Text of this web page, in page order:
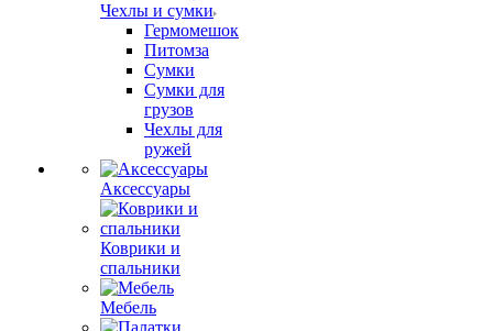
Чехлы и сумки
Гермомешок
Питомза
Сумки
Сумки для
грузов
Чехлы для
ружей
Аксессуары
Коврики и
спальники
Мебель